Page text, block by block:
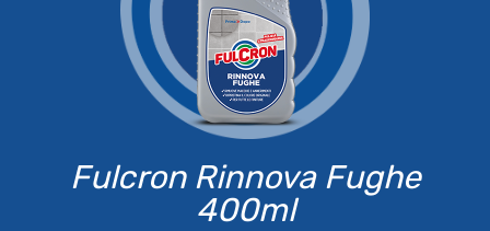
Fulcron Rinnova Fughe
400ml